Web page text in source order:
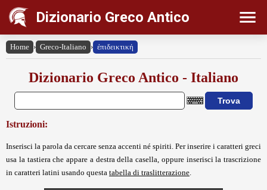
Dizionario Greco Antico
Home › Greco-Italiano › ἐπιδεικτική
Dizionario Greco Antico - Italiano
Istruzioni:
Inserisci la parola da cercare senza accenti né spiriti. Per inserire i caratteri greci
usa la tastiera che appare a destra della casella, oppure inserisci la trascrizione
in caratteri latini usando questa tabella di traslitterazione